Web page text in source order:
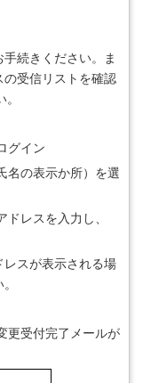
続きください。ま
の受信リストを確認
グイン
名の表示か所）を選
ドレスを入力し、
レスが表示される場
更受付完了メールが